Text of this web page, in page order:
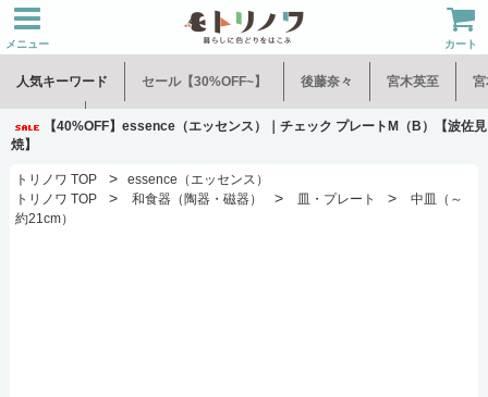
メニュー カート
人気キーワード セール【30%OFF~】 後藤奈々 宮木英至 宮
水谷和音 児玉修治
【40%OFF】essence（エッセンス）｜チェック プレートM（B）【波佐見
焼】
トリノワ TOP >
essence（エッセンス）
トリノワ TOP
> 和食器（陶器・磁器） > 皿・プレート >
中皿（～
約21cm）